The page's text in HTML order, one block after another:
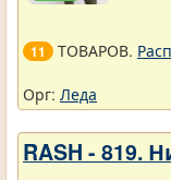
11 ТОВАРОВ.
Орг: Леда
RASH - 819.